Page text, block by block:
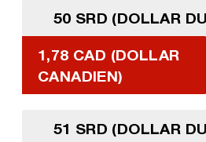
50 SRD (DOLLAR
1,78 CAD (DOLLAR
CANADIEN)
51 SRD (DOLLAR